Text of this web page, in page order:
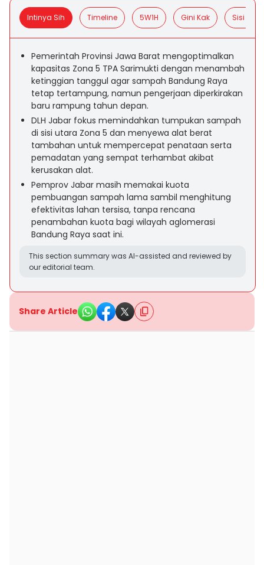
Intinya Sih Timeline 5W1H Gini Kak Sisi
Pemerintah Provinsi Jawa Barat mengoptimalkan
kapasitas Zona 5 TPA Sarimukti dengan menambah
ketinggian tanggul agar sampah Bandung Raya
tetap tertampung, namun pengerjaan diperkirakan
baru rampung tahun depan.
DLH Jabar fokus memindahkan tumpukan sampah
di sisi utara Zona 5 dan menyewa alat berat
tambahan untuk mempercepat penataan serta
pemadatan yang sempat terhambat akibat
kerusakan alat.
Pemprov Jabar masih memakai kuota
pembuangan sampah lama sambil menghitung
efektivitas lahan tersisa, tanpa rencana
penambahan kuota bagi wilayah aglomerasi
Bandung Raya saat ini.
This section summary was AI-assisted and reviewed by
our editorial team.
Share Article